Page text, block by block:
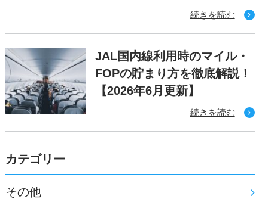
続きを読む
JAL国内線利用時のマイル・
FOPの貯まり方を徹底解説！
【2026年6月更新】
続きを読む
カテゴリー
その他